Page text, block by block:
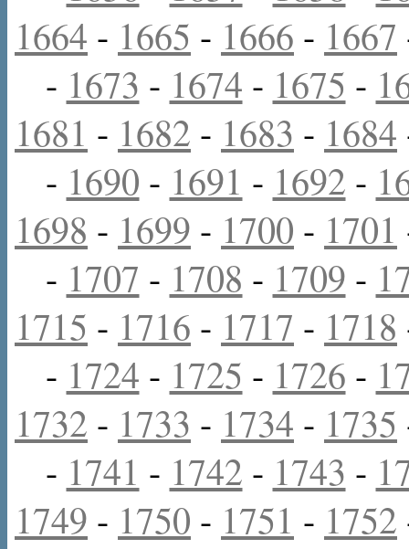
1664 - 1665 - 1666 - 1667
- 1673 - 1674 - 1675 -
1681 - 1682 - 1683 - 1684
- 1690 - 1691 - 1692 -
1698 - 1699 - 1700 - 1701
- 1707 - 1708 - 1709 -
1715 - 1716 - 1717 - 1718
- 1724 - 1725 - 1726 -
1732 - 1733 - 1734 - 1735
- 1741 - 1742 - 1743 -
1749 - 1750 - 1751 - 1752